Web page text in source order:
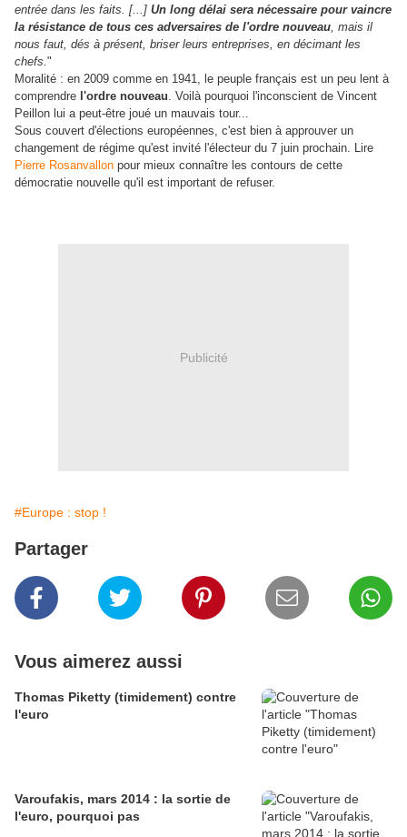
entrée dans les faits. [...] Un long délai sera nécessaire pour vaincre
la résistance de tous ces adversaires de l'ordre nouveau, mais il
nous faut, dés à présent, briser leurs entreprises, en décimant les
chefs."
Moralité : en 2009 comme en 1941, le peuple français est un peu lent à
comprendre l'ordre nouveau. Voilà pourquoi l'inconscient de Vincent
Peillon lui a peut-être joué un mauvais tour...
Sous couvert d'élections européennes, c'est bien à approuver un
changement de régime qu'est invité l'électeur du 7 juin prochain. Lire
Pierre Rosanvallon pour mieux connaître les contours de cette
démocratie nouvelle qu'il est important de refuser.
Publicité
#Europe : stop !
Partager
Vous aimerez aussi
Thomas Piketty (timidement) contre
l'euro
Varoufakis, mars 2014 : la sortie de
l'euro, pourquoi pas